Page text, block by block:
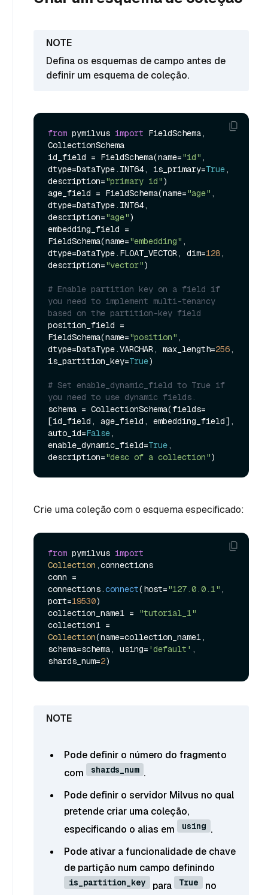
Defina os esquemas de campo antes de
definir um esquema de coleção.
from pymilvus import FieldSchema,
CollectionSchema
id_field = FieldSchema(name="id" ,
dtype=DataType.INT64, is_primary=True,
description="primary id")
age_field = FieldSchema(name="age" ,
dtype=DataType.INT64,
description="age")
embedding_field =
FieldSchema(name="embedding" ,
dtype=DataType.FLOAT_VECTOR, dim=128,
description="vector")
# Enable partition key on a field if
you need to implement multi-tenancy
based on the partition-key field
position_field =
FieldSchema(name="position" ,
dtype=DataType.VARCHAR, max_length=256,
is_partition_key=True)
# Set enable_dynamic_field to True if
you need to use dynamic fields.
schema = CollectionSchema(fields=
[id_field, age_field, embedding_field],
auto_id=False,
enable_dynamic_field=True,
description="desc of a collection"
Crie uma coleção com o esquema especificado:
from pymilvus import
Collection ,connections
conn =
connections.connect(host="127.0.0.1" ,
port=19530)
collection_name1 =
"tutorial_1"
Collection(name=collection_name1,
schema=schema, using= 'default' ,
shards_num=2
Pode definir o número do fragmento
com
shards_num .
Pode definir o servidor Milvus no qual
pretende criar uma coleção,
especificando o alias em
using .
Pode ativar a funcionalidade de chave
de partição num campo definindo
is_partition_key para True
no